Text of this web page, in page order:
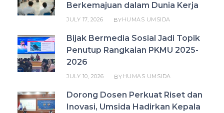
Berkemajuan dalam Dunia Kerja
JULY 17, 2026 BYHUMAS UMSIDA
Bijak Bermedia Sosial Jadi Topik
Penutup Rangkaian PKMU 2025-
2026
JULY 10, 2026 BYHUMAS UMSIDA
Dorong Dosen Perkuat Riset dan
Inovasi, Umsida Hadirkan Kepala